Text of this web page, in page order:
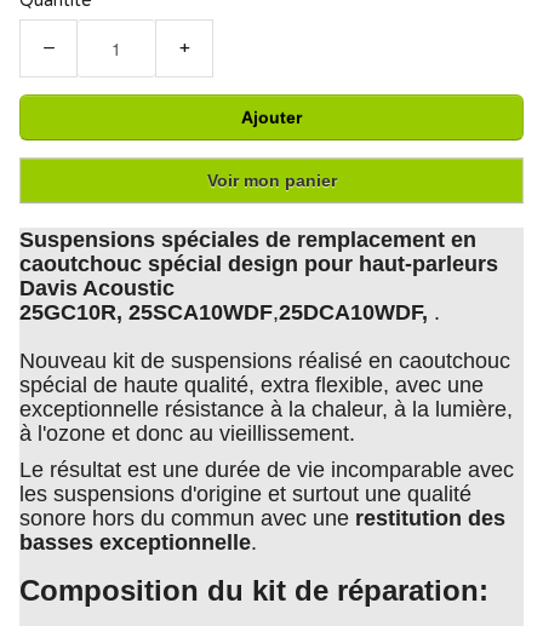
− +
Ajouter
Voir mon panier
Suspensions spéciales de remplacement en
caoutchouc spécial design pour haut-parleurs
Davis Acoustic
25GC10R, 25SCA10WDF,25DCA10WDF, .
Nouveau kit de suspensions réalisé en caoutchouc
spécial de haute qualité, extra flexible, avec une
exceptionnelle résistance à la chaleur, à la lumière,
à l'ozone et donc au vieillissement.
Le résultat est une durée de vie incomparable avec
les suspensions d'origine et surtout une qualité
sonore hors du commun avec une restitution des
basses exceptionnelle.
Composition du kit de réparation: